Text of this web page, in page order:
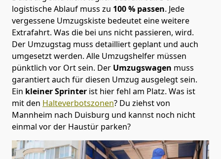
logistische Ablauf muss zu 100 % passen. Jede
vergessene Umzugskiste bedeutet eine weitere
Extrafahrt. Was die bei uns nicht passieren, wird.
Der Umzugstag muss detailliert geplant und auch
umgesetzt werden. Alle Umzugshelfer müssen
pünktlich vor Ort sein. Der Umzugswagen muss
garantiert auch für diesen Umzug ausgelegt sein.
Ein kleiner Sprinter ist hier fehl am Platz. Was ist
mit den Halteverbotszonen? Du ziehst von
Mannheim nach Duisburg und kannst noch nicht
einmal vor der Haustür parken?